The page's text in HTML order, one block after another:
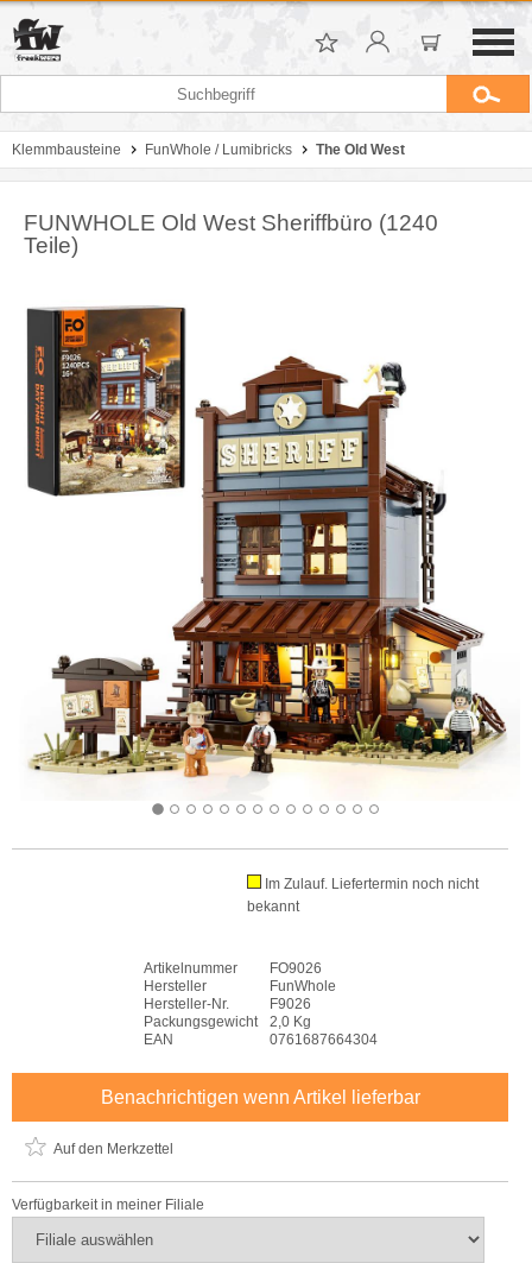
Klemmbausteine FunWhole / Lumibricks The Old West
FUNWHOLE Old West Sheriffbüro (1240
Teile)
Im Zulauf. Liefertermin noch nicht
bekannt
Artikelnummer
FO9026
Hersteller
FunWhole
Hersteller-Nr.
F9026
Packungsgewicht
2,0 Kg
EAN
0761687664304
Benachrichtigen wenn Artikel lieferbar
Auf den Merkzettel
Verfügbarkeit in meiner Filiale